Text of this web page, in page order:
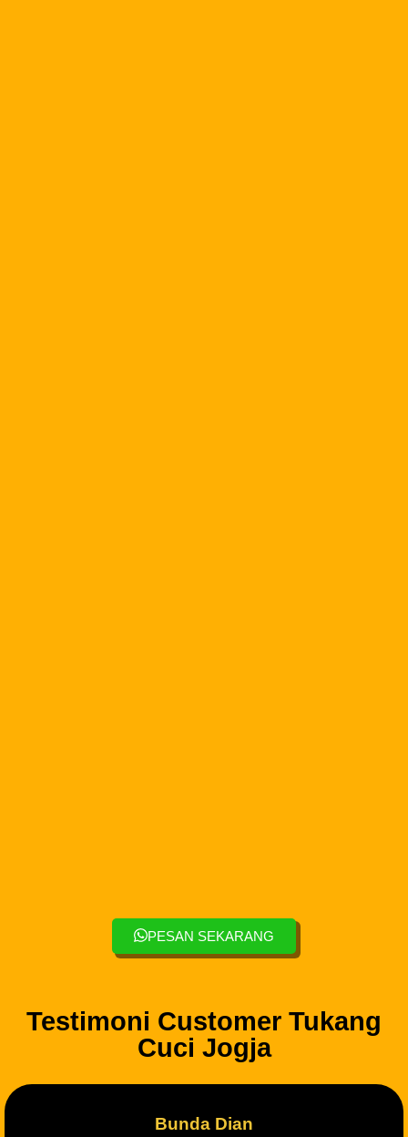
PESAN SEKARANG
Testimoni Customer Tukang
Cuci Jogja
Bunda Dian